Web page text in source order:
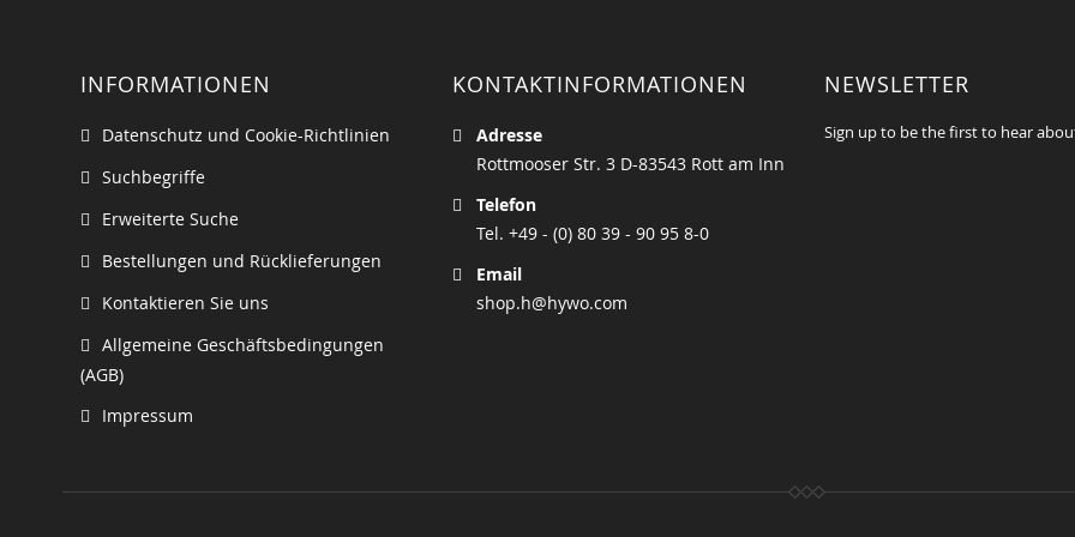
INFORMATIONEN
Datenschutz und Cookie-Richtlinien
Suchbegriffe
Erweiterte Suche
Bestellungen und Rücklieferungen
Kontaktieren Sie uns
Allgemeine Geschäftsbedingungen
(AGB)
Impressum
KONTAKTINFORMATIONEN
Adresse
Rottmooser Str. 3 D-83543 Rott am Inn
Telefon
Tel. +49 - (0) 80 39 - 90 95 8-0
Email
shop.h@hywo.com
NEWSLETTER
Sign up to be the first to hear